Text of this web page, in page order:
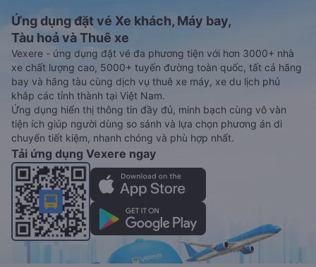
Ứng dụng đặt vé Xe khách, Máy bay,
Tàu hoả và Thuê xe
Vexere - ứng dụng đặt vé đa phương tiện với hơn 3000+ nhà
xe chất lượng cao, 5000+ tuyến đường toàn quốc, tất cả hãng
bay và hãng tàu cùng dịch vụ thuê xe máy, xe du lịch phủ
khắp các tỉnh thành tại Việt Nam.
Ứng dụng hiển thị thông tin đầy đủ, minh bạch cùng vô vàn
tiện ích giúp người dùng so sánh và lựa chọn phương án di
chuyển tiết kiệm, nhanh chóng và phù hợp nhất.
Tải ứng dụng Vexere ngay